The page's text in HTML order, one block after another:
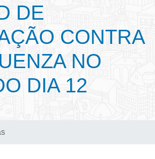
DE
CONTRA
NO
DIA 12